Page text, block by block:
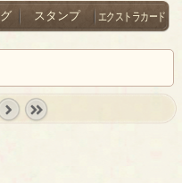
スタンプ エクストラカード